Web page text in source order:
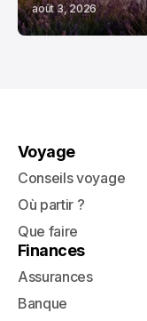
août 3, 2026
Voyage
Conseils voyage
Où partir ?
Que faire
Finances
Assurances
Banque